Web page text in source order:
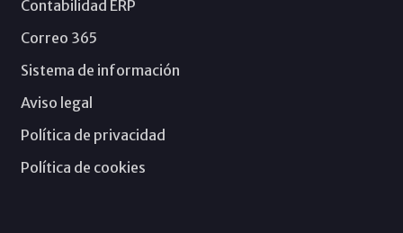
Contabilidad ERP
Correo 365
Sistema de información
Aviso legal
Política de privacidad
Política de cookies